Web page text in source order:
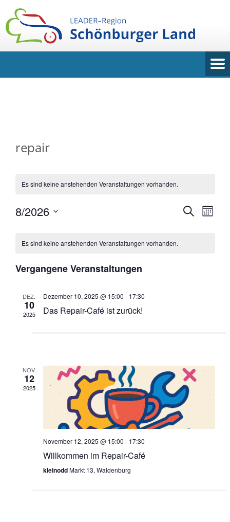
repair
Es sind keine anstehenden Veranstaltungen vorhanden.
SUCHEMONAT
8/2026
wählen.
Veranstaltungen
Es sind keine anstehenden Veranstaltungen vorhanden.
Vergangene Veranstaltungen
DEZ.
10
2025
Dezember 10, 2025 @ 15:00 - 17:30
Das Repair-Café ist zurück!
NOV.
12
2025
November 12, 2025 @ 15:00 - 17:30
Willkommen im Repair-Café
kleinoddMarkt 13, Waldenburg